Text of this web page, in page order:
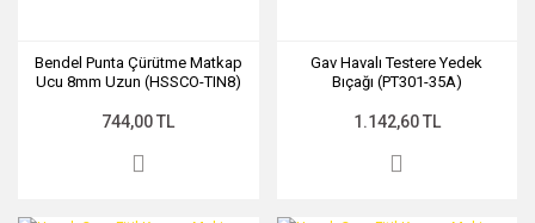
Bendel Punta Çürütme Matkap
Ucu 8mm Uzun (HSSCO-TIN8)
744,00 TL
Gav Havalı Testere Yedek
Bıçağı (PT301-35A)
1.142,60 TL